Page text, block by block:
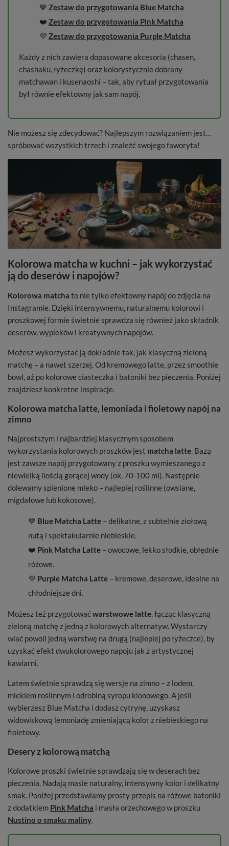
💙 Zestaw do przygotowania Blue Matcha
❤️ Zestaw do przygotowania Pink Matcha
💜 Zestaw do przygotowania Purple Matcha
Każdy z nich zawiera dopasowane akcesoria (chasen,
chashaku, łyżeczkę) oraz kolorystycznie dobrany
matchawan i kusenaoshi – tak, aby rytuał przygotowania
był równie efektowny jak sam napój.
Nie możesz się zdecydować? Najlepszym rozwiązaniem jest…
spróbować wszystkich trzech i znaleźć swojego faworyta!
Kolorowa matcha w kuchni – jak wykorzystać
ją do deserów i napojów?
Kolorowa matcha to nie tylko efektowny napój do zdjęcia na
Instagramie. Dzięki intensywnemu, naturalnemu kolorowi i
proszkowej formie świetnie sprawdza się również jako składnik
deserów, wypieków i kreatywnych napojów.
Możesz wykorzystać ją dokładnie tak, jak klasyczną zieloną
matchę – a nawet szerzej. Od kremowego latte, przez smoothie
bowl, aż po kolorowe ciasteczka i batoniki bez pieczenia. Poniżej
znajdziesz konkretne inspiracje.
Kolorowa matcha latte, lemoniada i fioletowy napój na
zimno
Najprostszym i najbardziej klasycznym sposobem
wykorzystania kolorowych proszków jest matcha latte. Bazą
jest zawsze napój przygotowany z proszku wymieszanego z
niewielką ilością gorącej wody (ok. 70-100 ml). Następnie
dolewamy spienione mleko – najlepiej roślinne (owsiane,
migdałowe lub kokosowe).
💙 Blue Matcha Latte – delikatne, z subtelnie ziołową
nutą i spektakularnie niebieskie.
❤️ Pink Matcha Latte – owocowe, lekko słodkie, obłędnie
różowe.
💜 Purple Matcha Latte – kremowe, deserowe, idealne na
chłodniejsze dni.
Możesz też przygotowaćwarstwowe latte, łącząc klasyczną
zieloną matchę z jedną z kolorowych alternatyw. Wystarczy
wlać powoli jedną warstwę na drugą (najlepiej po łyżeczce), by
uzyskać efekt dwukolorowego napoju jak z artystycznej
kawiarni.
Latem świetnie sprawdzą się wersje na zimno – z lodem,
mlekiem roślinnym i odrobiną syropu klonowego. A jeśli
wybierzesz Blue Matcha i dodasz cytrynę, uzyskasz
widowiskową lemoniadę zmieniającą kolor z niebieskiego na
fioletowy.
Desery z kolorową matchą
Kolorowe proszki świetnie sprawdzają się w deserach bez
pieczenia. Nadają masie naturalny, intensywny kolor i delikatny
smak. Poniżej przedstawiamy prosty przepis na różowe batoniki
z dodatkiem Pink Matcha i masła orzechowego w proszku
Nustino o smaku maliny.